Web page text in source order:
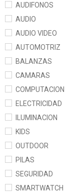
AUDIFONOS
AUDIO
AUDIO VIDEO
AUTOMOTRIZ
BALANZAS
CAMARAS
COMPUTACION
ELECTRICIDAD
ILUMINACION
KIDS
OUTDOOR
PILAS
SEGURIDAD
SMARTWATCH